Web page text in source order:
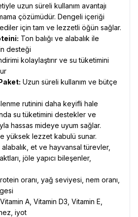
uzun süreli kullanım avantajı
çözümüdür. Dengeli içeriği
için tam ve lezzetli öğün sağlar.
Ton balığı ve alabalık ile
desteği
kolaylaştırır ve su tüketimini
Uzun süreli kullanım ve bütçe
rutinini daha keyifli hale
su tüketimini destekler ve
hassas mideye uyum sağlar.
yüksek lezzet kabulü sunar.
alabalık, et ve hayvansal türevler,
jöle yapıcı bileşenler,
oranı, yağ seviyesi, nem oranı,
Vitamin A, Vitamin D3, Vitamin E,
iyot